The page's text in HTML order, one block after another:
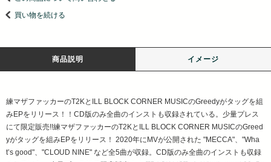
買い物を続ける
商品説明 イメージ
練マザファッカーのT2KとILL BLOCK CORNER MUSICのGreedyがタッグを組
みEPをリリース！！CD版のみ全曲のインストも収録されている。少量プレス
にて限定販売!!練マザファッカーのT2KとILL BLOCK CORNER MUSICのGreed
yがタッグを組みEPをリリース！ 2020年にMVが公開された "MECCA"、"Wha
t’s good"、"CLOUD NINE" など全5曲が収録。CD版のみ全曲のインストも収録